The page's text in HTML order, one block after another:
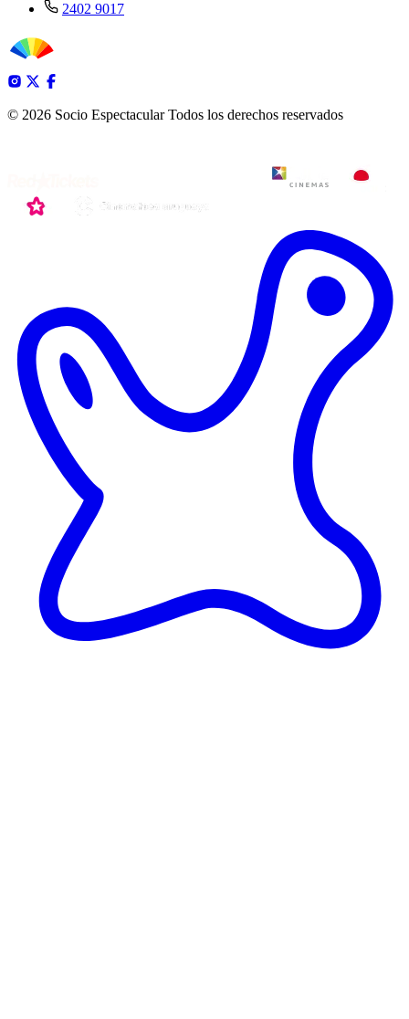
2402 9017
© 2026 Socio Espectacular Todos los derechos reservados